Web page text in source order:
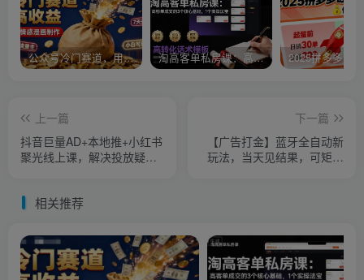
公众号冷门赛道，用AI做情感漫画，7天开通流量主，操作简单，小白可玩 淘高客单私房课：高客单成交的3个核心基础，1个实操法宝
上一篇
抖音巨量AD+本地推+小红书
聚光线上课，解决投放疑难
下一篇
【广告打金】蓝牙全自动新
玩法，当天见结果，可矩阵
相关推荐